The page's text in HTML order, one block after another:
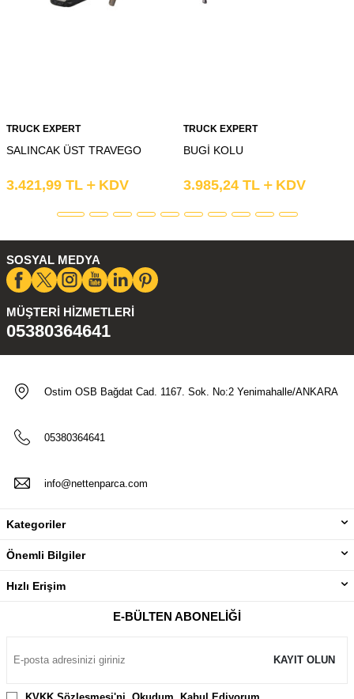
TRUCK EXPERT
SALINCAK ÜST TRAVEGO
3.421,99 TL KDV
TRUCK EXPERT
BUGİ KOLU
3.985,24TL KDV
SOSYAL MEDYA
MÜŞTERI HIZMETLERI
05380364641
Ostim OSB Bağdat Cad. 1167. Sok. No:2 Yenimahalle/ANKARA
05380364641
info@nettenparca.com
Kategoriler
Önemli Bilgiler
Hızlı Erişim
E-BÜLTEN ABONELIĞI
KAYIT OLUN